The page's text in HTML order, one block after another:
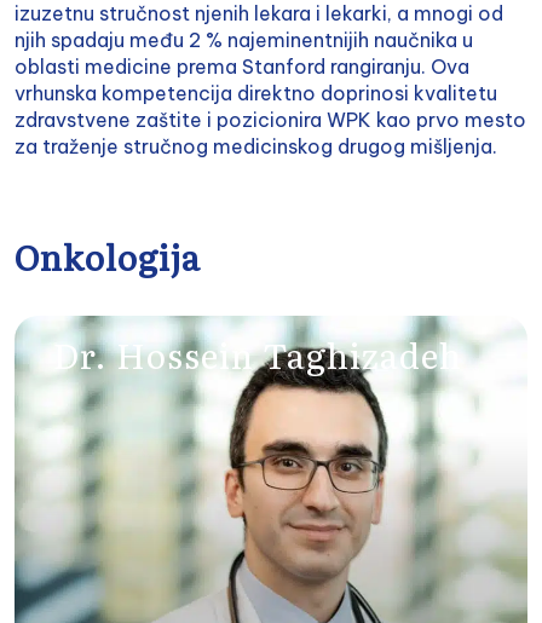
izuzetnu stručnost njenih lekara i lekarki, a mnogi od
njih spadaju među 2 % najeminentnijih naučnika u
oblasti medicine prema Stanford rangiranju. Ova
vrhunska kompetencija direktno doprinosi kvalitetu
zdravstvene zaštite i pozicionira WPK kao prvo mesto
za traženje stručnog medicinskog drugog mišljenja.
Onkologija
Dr. Hossein Taghizadeh